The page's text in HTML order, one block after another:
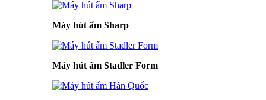
Máy hút ẩm Sharp
Máy hút ẩm Stadler Form